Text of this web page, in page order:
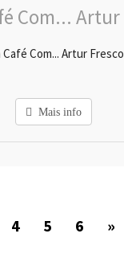
Café Com... Artur Fresco
Mais info
4 5 6 »